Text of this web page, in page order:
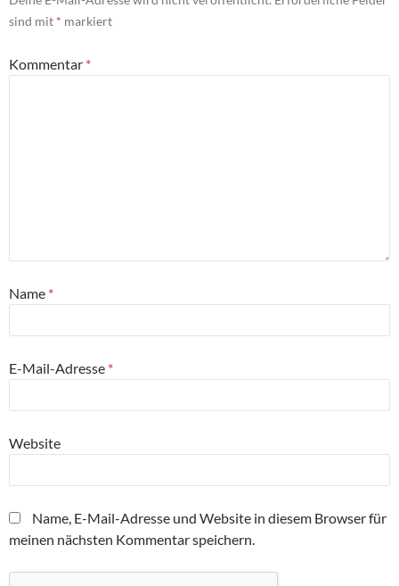
sind mit * markiert
Kommentar *
Name *
E-Mail-Adresse *
Website
Name, E-Mail-Adresse und Website in diesem Browser für
meinen nächsten Kommentar speichern.